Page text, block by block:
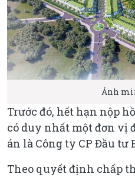
Ảnh
Trước đó, hết hạn nộp
có duy nhất một đơn vị
án là Công ty CP Đầu tư
Theo quyết định chấp